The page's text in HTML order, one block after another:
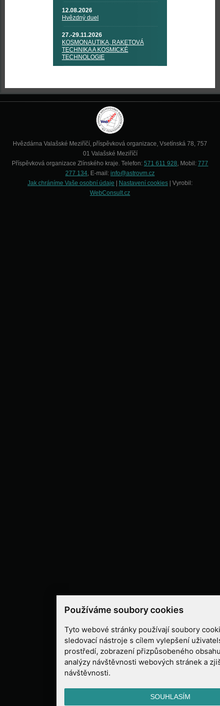
Používáme soubory cookies
Tyto webové stránky používají soubory
sledovací nástroje s cílem vylepšení
prostředí, zobrazení přizpůsobeného
analýzy návštěvnosti webových stránek a
návštěvnosti.
SOUHLASÍM
12.08.2026
Hvězdný duel
27.-29.11.2026
KOSMONAUTIKA, RAKETOVÁ
TECHNIKA A KOSMICKÉ
TECHNOLOGIE
Hvězdárna Valašské Meziříčí, příspěvková organizace, Vsetínská 78, 757
01 Valašské Meziříčí
Příspěvková organizace Zlínského kraje. Telefon: 571 611 928, Mobil: 777
277 134, E-mail: info@astrovm.cz
Jak chráníme Vaše osobní údaje
Nastavení cookies | Vyrobil:
WebConsult.cz